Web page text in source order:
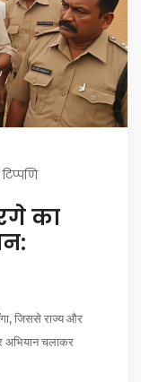
टिप्पणि
का
जिससे राज्य और
अभियान चलाकर